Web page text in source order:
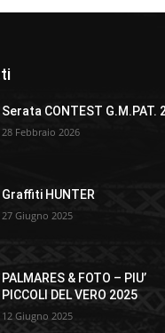
Serata CONTEST G.M.PAT.
28 Febbraio 2026
Graffiti HUNTER
27 Giugno 2025
PALMARES & FOTO – PIU’
PICCOLI DEL VERO 2025
12 Giugno 2025